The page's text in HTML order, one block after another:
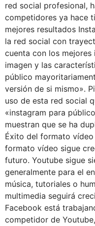
red social profesional,
competidores ya hace
mejores resultados
la red social con
cuenta con los
imagen y las
público
versión de si mismo».
uso de esta red social
«instagram para
muestran que se ha
Éxito del formato
formato vídeo sigue
futuro. Youtube sigue
generalmente para el
música, tutoriales o
multimedia seguirá
Facebook está
competidor de